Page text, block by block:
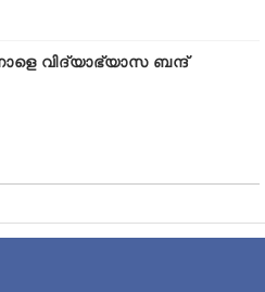
വിദ്യാഭ്യാസ ബന്ദ്